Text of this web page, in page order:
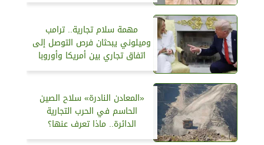
مهمة سلام تجارية.. ترامب
وميلوني يبحثان فرص التوصل إلى
اتفاق تجاري بين أمريكا وأوروبا
«المعادن النادرة» سلاح الصين
الحاسم في الحرب التجارية
الدائرة.. ماذا تعرف عنها؟